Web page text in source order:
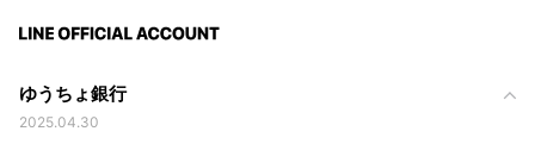
ゆうちょ銀行
2025.04.30